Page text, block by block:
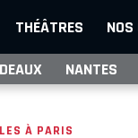
THÉÂTRES NOS
NANTES
À PARIS